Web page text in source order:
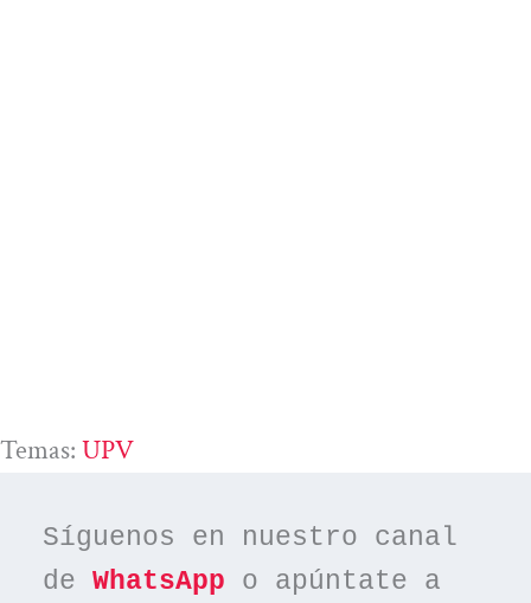
Temas: UPV
Síguenos en nuestro canal
de WhatsApp o apúntate a